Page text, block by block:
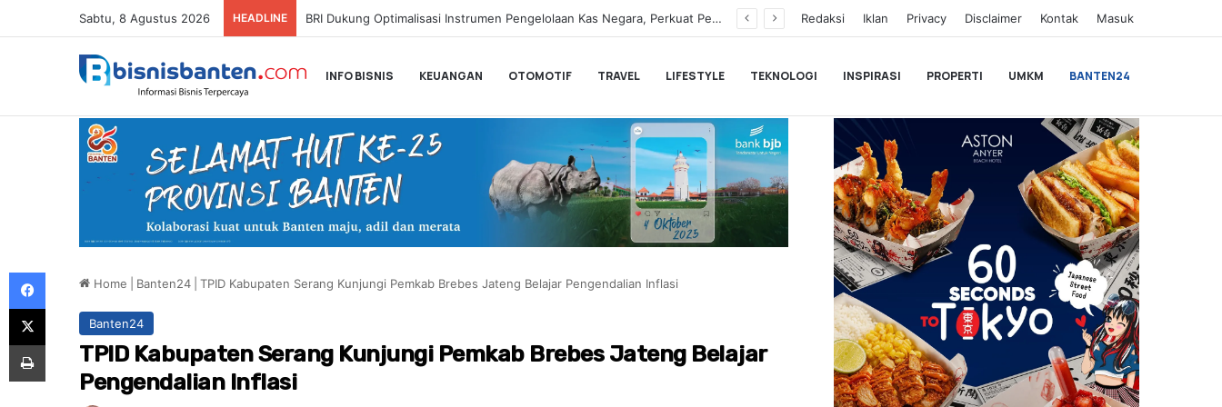
Sabtu, 8 Agustus 2026 HEADLINE Hampir Sentuh 70.000 Pengguna, Polytron Optimis Sambut Ajang GIIAS 2026 dengan Respon Positif Redaksi Iklan Privacy Disclaimer Kontak Masuk
INFO BISNIS KEUANGAN OTOMOTIF TRAVEL LIFESTYLE TEKNOLOGI INSPIRASI PROPERTI UMKM BANTEN24
Home Banten24 TPID Kabupaten Serang Kunjungi Pemkab Brebes Jateng Belajar Pengendalian Inflasi
Banten24
TPID Kabupaten Serang Kunjungi Pemkab Brebes Jateng Belajar
Pengendalian Inflasi